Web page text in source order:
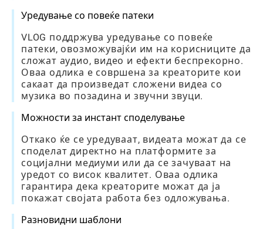
Уредување со повеќе патеки
VLOG поддржува уредување со повеќе
патеки, овозможувајќи им на корисниците да
сложат аудио, видео и ефекти беспрекорно.
Оваа одлика е совршена за креаторите кои
сакаат да произведат сложени видеа со
музика во позадина и звучни звуци.
Можности за инстант споделување
Откако ќе се уредуваат, видеата можат да се
споделат директно на платформите за
социјални медиуми или да се зачуваат на
уредот со висок квалитет. Оваа одлика
гарантира дека креаторите можат да ја
покажат својата работа без одложувања.
Разновидни шаблони